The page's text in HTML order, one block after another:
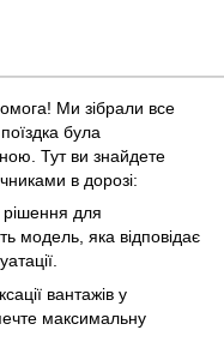
Ми зібрали все
була
Тут ви знайдете
в дорозі:
для
модель, яка відповідає
вантажів у
максимальну